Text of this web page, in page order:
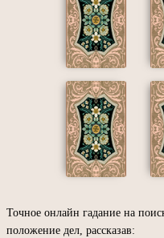
Точное онлайн гадание на
положение дел, рассказав: